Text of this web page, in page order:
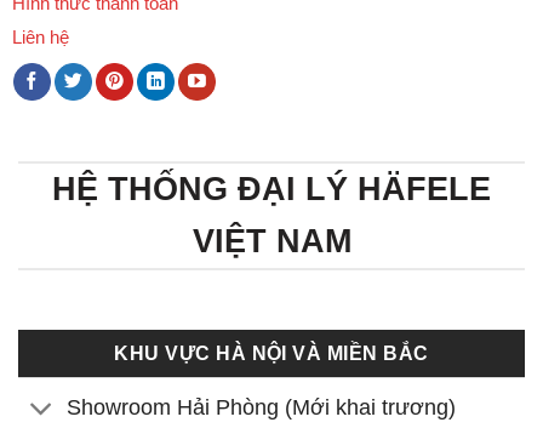
Liên hệ
HỆ THỐNG ĐẠI LÝ HÄFELE
VIỆT NAM
KHU VỰC HÀ NỘI VÀ MIỀN BẮC
Showroom Hải Phòng (Mới khai trương)